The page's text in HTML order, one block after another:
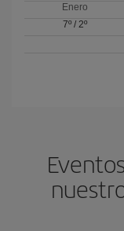
Enero
7º/ 2º